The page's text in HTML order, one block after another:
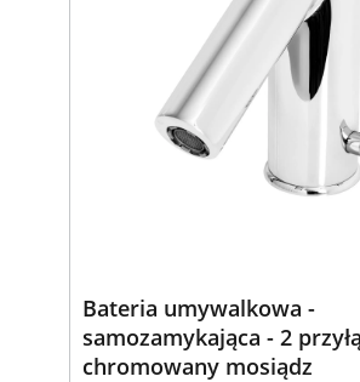
Bateria umywalkowa -
samozamykająca - 2
chromowany mosiądz